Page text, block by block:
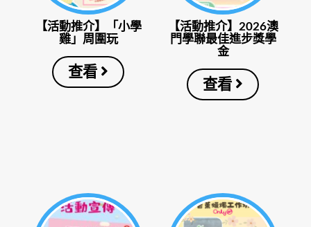
【活動推介】「小學
雞」周圍玩
查看
【活動推介】2026澳
門學聯最佳進步獎學
金
查看